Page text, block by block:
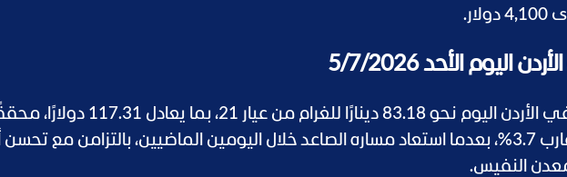
الأحد 5/7/2026
وسجل سعر الذهب في الأردن اليوم نحو 83.18 دينارًا للغرام من عيار 21، بما يعادل 117.31
مكاسب أسبوعية تقارب 3.7%، بعدما استعاد مساره الصاعد خلال اليومين الماضيين، بالتزامن مع تحسن
النفيس.